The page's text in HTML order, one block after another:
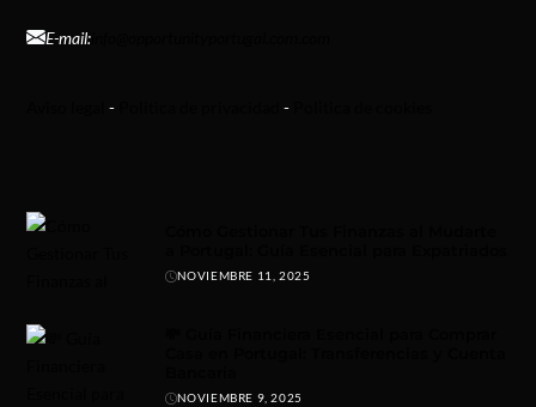
E-mail:info@opportunityportugal.com.com
- -
NOVIEMBRE 11, 2025
NOVIEMBRE 9, 2025